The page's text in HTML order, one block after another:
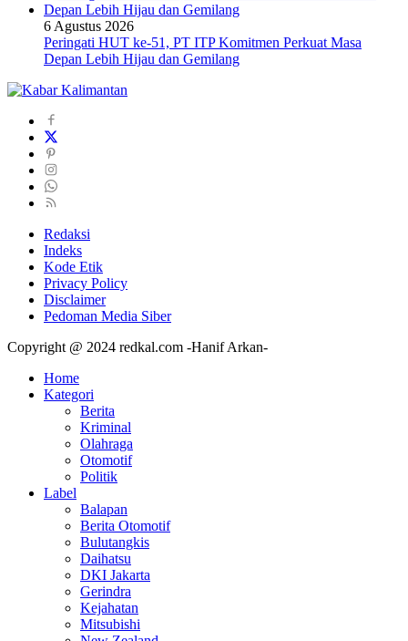
6 Agustus 2026
Peringati HUT ke-51, PT ITP Komitmen Perkuat Masa
Depan Lebih Hijau dan Gemilang
Redaksi
Indeks
Kode Etik
Privacy Policy
Disclaimer
Pedoman Media Siber
Copyright @ 2024 redkal.com -Hanif Arkan-
Home
Kategori
Berita
Kriminal
Olahraga
Otomotif
Politik
Label
Balapan
Berita Otomotif
Bulutangkis
Daihatsu
DKI Jakarta
Gerindra
Kejahatan
Mitsubishi